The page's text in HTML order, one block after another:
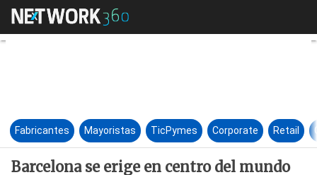
Barcelona se erige en centro
Fabricantes Mayoristas TicPymes Corporate Retail
Barcelona se erige en centro del mundo